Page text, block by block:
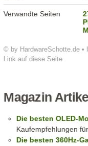
© by HardwareSchotte.de •
Link auf diese Seite
Verwandte Seiten
Magazin Artikel
Die besten OLED-
Kaufempfehlungen
Die besten 360Hz-